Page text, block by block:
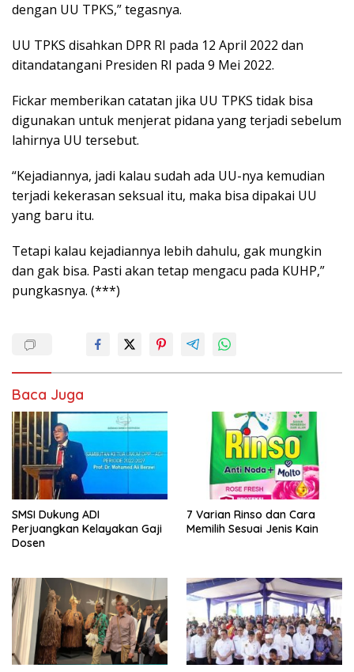
dengan UU TPKS,” tegasnya.
UU TPKS disahkan DPR RI pada 12 April 2022 dan
ditandatangani Presiden RI pada 9 Mei 2022.
Fickar memberikan catatan jika UU TPKS tidak bisa
digunakan untuk menjerat pidana yang terjadi sebelum
lahirnya UU tersebut.
“Kejadiannya, jadi kalau sudah ada UU-nya kemudian
terjadi kekerasan seksual itu, maka bisa dipakai UU
yang baru itu.
Tetapi kalau kejadiannya lebih dahulu, gak mungkin
dan gak bisa. Pasti akan tetap mengacu pada KUHP,”
pungkasnya. (***)
Baca Juga
SMSI Dukung ADI
Perjuangkan Kelayakan Gaji
Dosen
7 Varian Rinso dan Cara
Memilih Sesuai Jenis Kain